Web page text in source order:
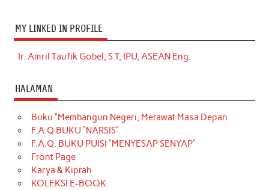
MY LINKED IN PROFILE
Ir. Amril Taufik Gobel, S.T, IPU, ASEAN Eng.
HALAMAN
Buku “Membangun Negeri, Merawat Masa Depan
F.A.Q BUKU “NARSIS”
F.A.Q. BUKU PUISI “MENYESAP SENYAP”
Front Page
Karya & Kiprah
KOLEKSI E-BOOK